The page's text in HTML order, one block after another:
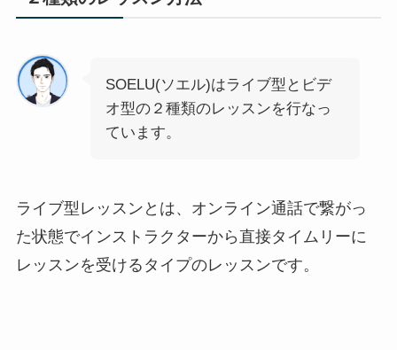
SOELU(ソエル)はライブ型とビデ
オ型の２種類のレッスンを行なっ
ています。
ライブ型レッスン とは、オンライン通話で繋がっ
た状態でインストラクターから直接タイムリーに
レッスンを受けるタイプのレッスンです。